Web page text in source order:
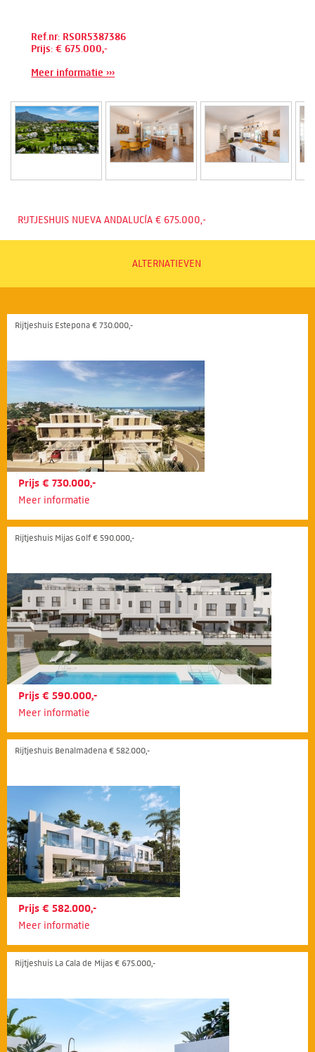
Ref.nr: RSOR5387386
Prijs: € 675.000,-
Meer informatie ›››
RIJTJESHUIS NUEVA ANDALUCÍA € 675.000,-
ALTERNATIEVEN
Rijtjeshuis Estepona € 730.000,-
Prijs € 730.000,-
Meer informatie
Rijtjeshuis Mijas Golf € 590.000,-
Prijs € 590.000,-
Meer informatie
Rijtjeshuis Benalmádena € 582.000,-
Prijs € 582.000,-
Meer informatie
Rijtjeshuis La Cala de Mijas € 675.000,-